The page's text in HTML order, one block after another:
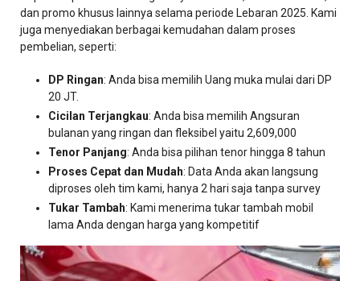
dan promo khusus lainnya selama periode Lebaran 2025. Kami
juga menyediakan berbagai kemudahan dalam proses
pembelian, seperti:
DP Ringan: Anda bisa memilih Uang muka mulai dari DP
20 JT.
Cicilan Terjangkau: Anda bisa memilih Angsuran
bulanan yang ringan dan fleksibel yaitu 2,609,000
Tenor Panjang: Anda bisa pilihan tenor hingga 8 tahun
Proses Cepat dan Mudah: Data Anda akan langsung
diproses oleh tim kami, hanya 2 hari saja tanpa survey
Tukar Tambah: Kami menerima tukar tambah mobil
lama Anda dengan harga yang kompetitif